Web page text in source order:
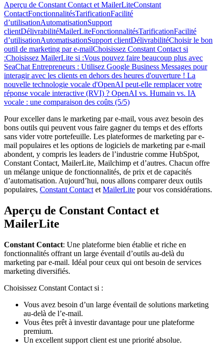
Aperçu de Constant Contact et MailerLiteConstant
ContactFonctionnalitésTarificationFacilité
d’utilisationAutomatisationSupport
clientDélivrabilitéMailerLiteFonctionnalitésTarificationFacilité
d’utilisationAutomatisationSupport clientDélivrabilitéChoisir le bon
outil de marketing par e-mailChoisissez Constant Contact si
:Choisissez MailerLite si :Vous pouvez faire beaucoup plus avec
SeaChat Entrepreneurs : Utilisez Google Business Messages pour
interagir avec les clients en dehors des heures d'ouverture ! La
nouvelle technologie vocale d'OpenAI peut-elle remplacer votre
réponse vocale interactive (RVI) ? OpenAI vs. Humain vs. IA
vocale : une comparaison des coûts (5/5)
Pour exceller dans le marketing par e-mail, vous avez besoin des
bons outils qui peuvent vous faire gagner du temps et des efforts
sans vider votre portefeuille. Les plateformes de marketing par e-
mail populaires et les options de logiciels de marketing par e-mail
abondent, y compris les leaders de l’industrie comme HubSpot,
Constant Contact, MailerLite, Mailchimp et d’autres. Chacun offre
un mélange unique de fonctionnalités, de prix et de capacités
d’automatisation. Aujourd’hui, nous allons comparer deux outils
populaires, Constant Contact et MailerLite pour vos considérations.
Aperçu de Constant Contact et
MailerLite
Constant Contact: Une plateforme bien établie et riche en
fonctionnalités offrant un large éventail d’outils au-delà du
marketing par e-mail. Idéal pour ceux qui ont besoin de services
marketing diversifiés.
Choisissez Constant Contact si :
Vous avez besoin d’un large éventail de solutions marketing
au-delà de l’e-mail.
Vous êtes prêt à investir davantage pour une plateforme
premium.
Un excellent support client est une priorité absolue.